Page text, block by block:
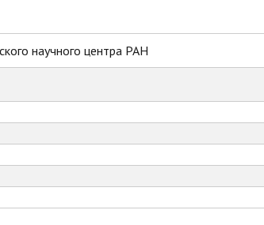
научного центра РАН